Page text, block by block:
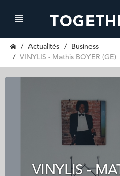
Actualités
Business
VINYLIS - Mathis BOYER (GE)
VINYLIS -